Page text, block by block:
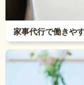
家事代行で働きや